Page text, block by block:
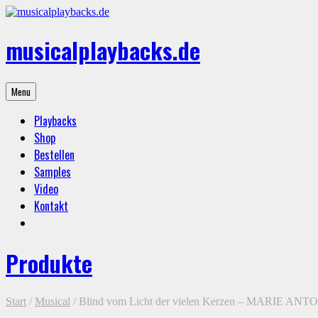
Skip
musicalplaybacks.de
professional
backing
Menu
Playbacks
Shop
Bestellen
Samples
Video
Kontakt
Produkte
Start / Musical / Blind vom Licht der vielen Kerzen – MARIE